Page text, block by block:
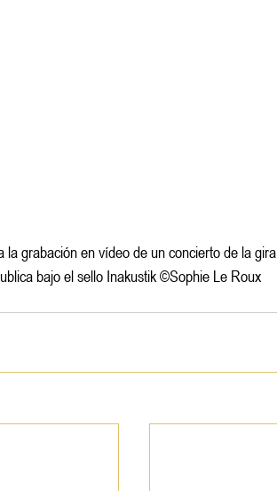
grabación en vídeo de un concierto de la gira
bajo el sello Inakustik ©Sophie Le Roux